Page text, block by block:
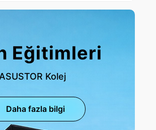
Eğitimleri
ASUSTOR Kolej
Daha fazla bilgi